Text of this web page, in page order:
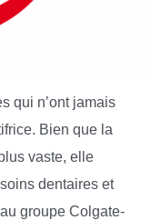
qui n’ont jamais
Bien que la
vaste, elle
dentaires et
groupe Colgate-